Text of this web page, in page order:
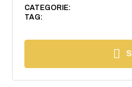
CATEGORIE:
TAG: